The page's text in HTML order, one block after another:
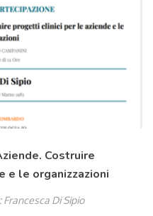
Costruire
e le organizzazioni
Francesca Di Sipio